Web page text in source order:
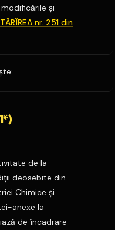
modificările şi
nr. 251 din
de la
deosebite din
Chimice şi
anexe la
de încadrare